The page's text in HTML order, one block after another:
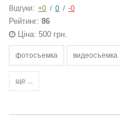
Відгуки: +0 / 0 / -0
Рейтинг: 86
Ціна: 500 грн.
фотосъемка видеосъемка
ще ...